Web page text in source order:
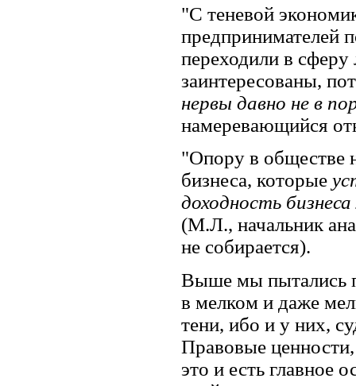
"С теневой
предпринимателей
переходили в сферу
заинтересованы,
нервы давно не в
намеревающийся
"Опору в обществе
бизнеса, которые
доходность
(М.Л., начальник
не собирается).
Выше мы пытались
в мелком и даже
тени, ибо и у них,
Правовые
это и есть главное